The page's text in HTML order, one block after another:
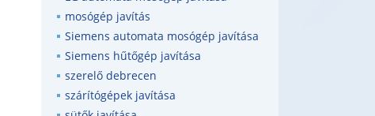
mosógép javítás
Siemens automata mosógép javítása
Siemens hűtőgép javítása
szerelő debrecen
szárítógépek javítása